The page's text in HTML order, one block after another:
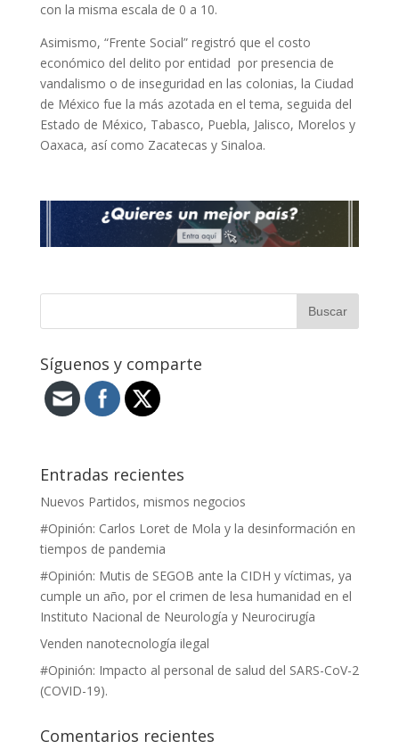
con la misma escala de 0 a 10.
Asimismo, “Frente Social” registró que el costo
económico del delito por entidad por presencia de
vandalismo o de inseguridad en las colonias, la Ciudad
de México fue la más azotada en el tema, seguida del
Estado de México, Tabasco, Puebla, Jalisco, Morelos y
Oaxaca, así como Zacatecas y Sinaloa.
Síguenos y comparte
Entradas recientes
Nuevos Partidos, mismos negocios
#Opinión: Carlos Loret de Mola y la desinformación en
tiempos de pandemia
#Opinión: Mutis de SEGOB ante la CIDH y víctimas, ya
cumple un año, por el crimen de lesa humanidad en el
Instituto Nacional de Neurología y Neurocirugía
Venden nanotecnología ilegal
#Opinión: Impacto al personal de salud del SARS-CoV-2
(COVID-19).
Comentarios recientes